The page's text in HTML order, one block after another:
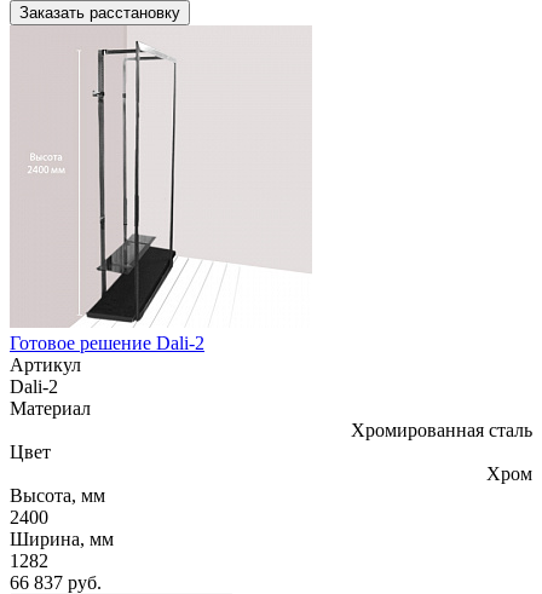
Заказать расстановку
Готовое решение Dali-2
Артикул
Dali-2
Материал
Хромированная сталь
Цвет
Хром
Высота, мм
2400
Ширина, мм
1282
66 837 руб.